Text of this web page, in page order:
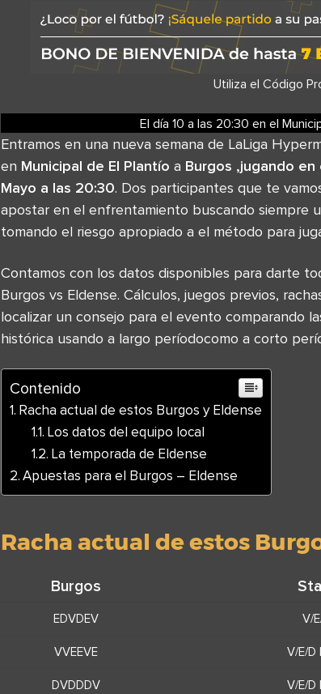
Utiliza el Código
El día 10 a las 20:30 en el
Entramos en una nueva semana de LaLiga
en Municipal de El Plantío a Burgos ,jugando en
Mayo a las 20:30. Dos participantes que te
apostar en el enfrentamiento buscando siempre
tomando el riesgo apropiado a el método para
Contamos con los datos disponibles para darte
Burgos vs Eldense. Cálculos, juegos previos,
localizar un consejo para el evento comparando
histórica usando a largo períodocomo a corto
Contenido
Racha actual de estos Burgos y Eldense
Los datos del equipo local
La temporada de Eldense
Apuestas para el Burgos – Eldense
Racha actual de estos
Burgos
EDVDEV V/
VVEEVE V/E/D
DVDDDV V/E/D